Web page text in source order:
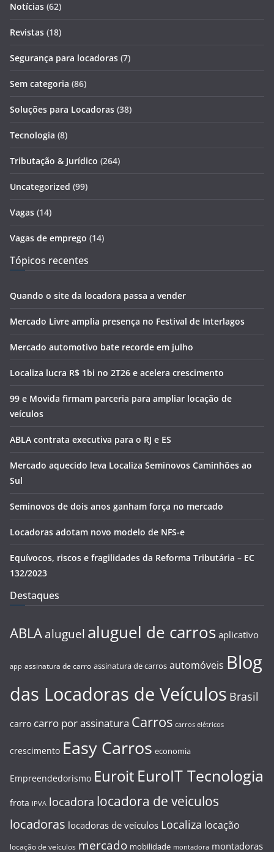
Notícias (62)
Revistas (18)
Segurança para locadoras (7)
Sem categoria (86)
Soluções para Locadoras (38)
Tecnologia (8)
Tributação & Jurídico (264)
Uncategorized (99)
Vagas (14)
Vagas de emprego (14)
Tópicos recentes
Quando o site da locadora passa a vender
Mercado Livre amplia presença no Festival de Interlagos
Mercado automotivo bate recorde em julho
Localiza lucra R$ 1bi no 2T26 e acelera crescimento
99 e Movida firmam parceria para ampliar locação de
veículos
ABLA contrata executiva para o RJ e ES
Mercado aquecido leva Localiza Seminovos Caminhões ao
Sul
Seminovos de dois anos ganham força no mercado
Locadoras adotam novo modelo de NFS-e
Equívocos, riscos e fragilidades da Reforma Tributária – EC
132/2023
Destaques
ABLA aluguel aluguel de carros aplicativo
app assinatura de carro assinatura de carros automóveis Blog
das Locadoras de Veículos Brasil
carro carro por assinatura Carros carros elétricos
crescimento Easy Carros economia
Empreendedorismo Euroit EuroIT Tecnologia
frota IPVA locadora locadora de veiculos
locadoras locadoras de veículos Localiza locação
locação de veículos mercado mobilidade montadora montadoras